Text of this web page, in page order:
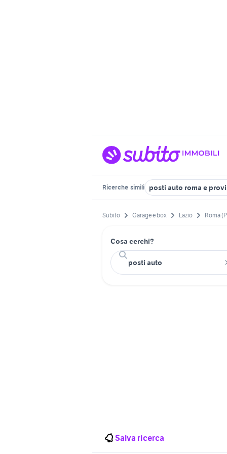
Ricerche simili posti auto roma e
Subito Garage e box Lazio Roma
Cosa cerchi?
Salva ricerca